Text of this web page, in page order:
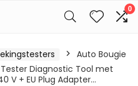
0
Auto Bougie
Tester Diagnostic Tool met
V + EU Plug Adapter…